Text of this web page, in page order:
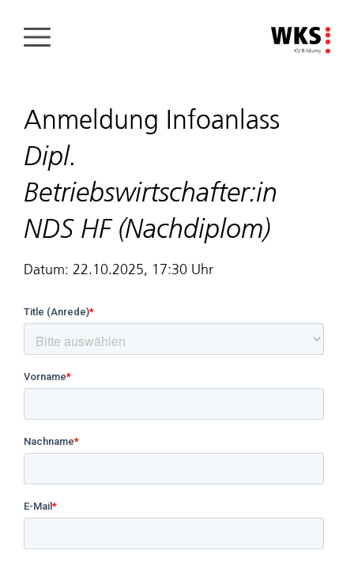
Anmeldung Infoanlass
Dipl.
Betriebswirtschafter:in
NDS HF (Nachdiplom)
Datum: 22.10.2025, 17:30 Uhr